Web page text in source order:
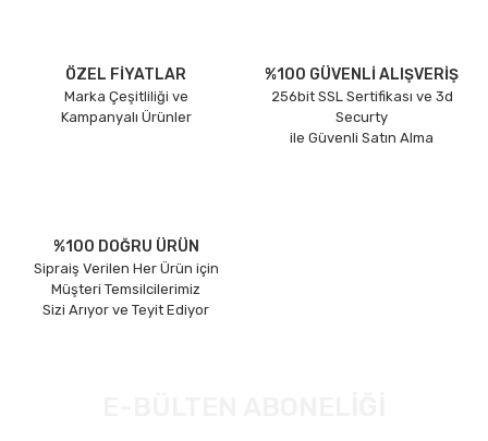
ÖZEL FİYATLAR
Marka Çeşitliliği ve
Kampanyalı Ürünler
%100 GÜVENLİ ALIŞVERİŞ
256bit SSL Sertifikası ve 3d
Securty
ile Güvenli Satın Alma
%100 DOĞRU ÜRÜN
Sipraiş Verilen Her Ürün için
Müşteri Temsilcilerimiz
Sizi Arıyor ve Teyit Ediyor